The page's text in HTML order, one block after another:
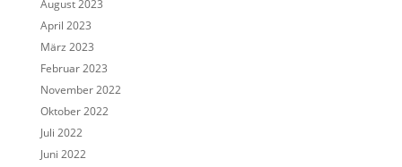
August 2023
April 2023
März 2023
Februar 2023
November 2022
Oktober 2022
Juli 2022
Juni 2022